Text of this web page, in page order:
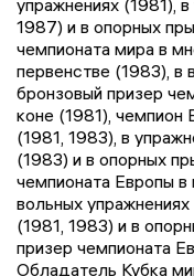
1987) и в опорных
чемпионата мира в
первенстве (1983), в
бронзовый призер
коне (1981), чемпион
(1981, 1983), в
(1983) и в опорных
чемпионата Европы
вольных
(1981, 1983) и в
призер чемпионата
Обладатель Кубка